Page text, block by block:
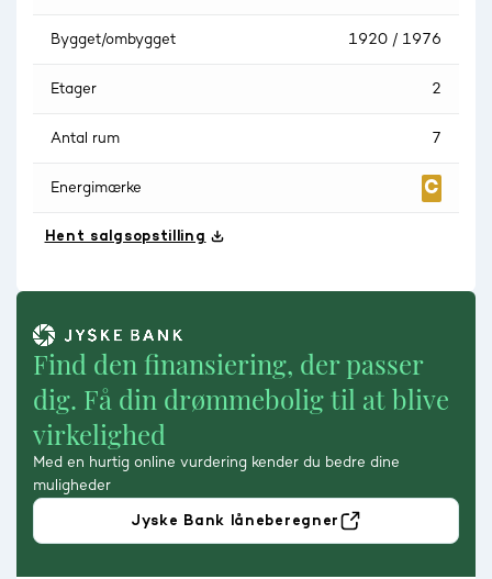
Bygget/ombygget 1920 / 1976
Etager 2
Antal rum 7
Energimærke
Hent salgsopstilling
Find den finansiering, der passer
dig. Få din drømmebolig til at blive
virkelighed
Med en hurtig online vurdering kender du bedre dine
muligheder
Jyske Bank låneberegner